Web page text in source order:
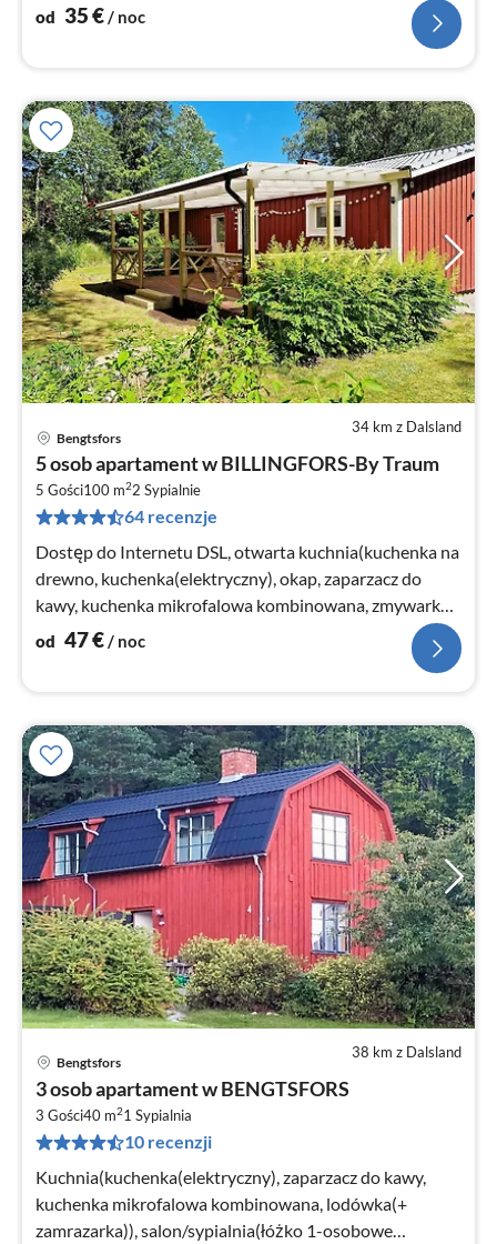
od 35€/ noc
34 km z Dalsland
Bengtsfors
5 osob apartament w BILLINGFORS-By Traum
5 Gości100 m22 Sypialnie
64 recenzje
Dostęp do Internetu DSL, otwarta kuchnia(kuchenka na
drewno, kuchenka(elektryczny), okap, zaparzacz do
kawy, kuchenka mikrofalowa kombinowana, zmywarka
do naczyń, lodówka, zamrażar...
od 47€/ noc
38 km z Dalsland
Bengtsfors
3 osob apartament w BENGTSFORS
3 Gości40 m21 Sypialnia
10 recenzji
Kuchnia(kuchenka(elektryczny), zaparzacz do kawy,
kuchenka mikrofalowa kombinowana, lodówka(+
zamrazarka)), salon/sypialnia(łóżko 1-osobowe